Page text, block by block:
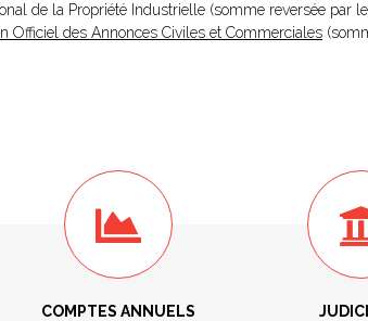
de la Propriété Industrielle (somme reversée par
Officiel des Annonces Civiles et Commerciales
COMPTES ANNUELS